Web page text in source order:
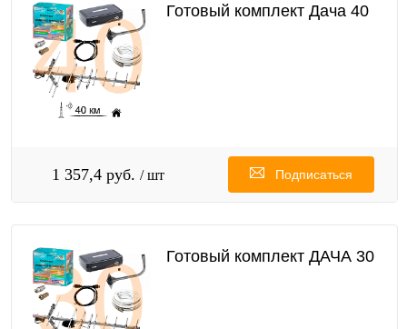
Готовый комплект Дача 40
1 357,4 руб. / шт Подписаться
Готовый комплект ДАЧА 30